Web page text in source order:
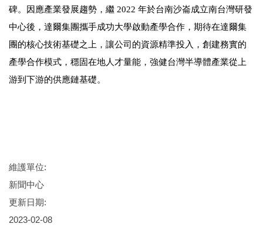
碑。因應產業發展趨勢，繼 2022 年於台南沙崙成立南台灣研發
中心後，達爾集團攜手成功大學啟動產學合作，期待在達爾集
團的核心技術基礎之上，讓公司的資源精準投入，創建務實的
產學合作模式，穩固在地人才量能，強健台灣半導體產業從上
游到下游的供應鏈基礎。
維護單位:
新聞中心
更新日期:
2023-02-08